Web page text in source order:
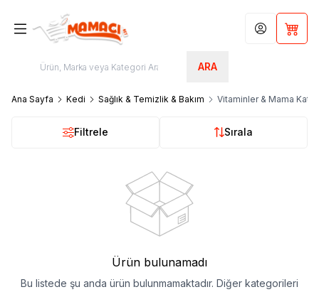
ARA
Hesabım
Ana Sayfa Kedi Sağlık & Temizlik & Bakım Vitaminler & Mama
Filtrele Sırala
Ürün bulunamadı
Bu listede şu anda ürün bulunmamaktadır. Diğer kategorileri